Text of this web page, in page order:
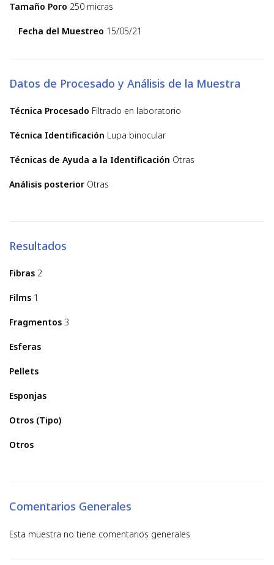
Tamaño Poro 250 micras
Fecha del Muestreo 15/05/21
Datos de Procesado y Análisis de la Muestra
Técnica Procesado Filtrado en laboratorio
Técnica Identificación Lupa binocular
Técnicas de Ayuda a la Identificación Otras
Análisis posterior Otras
Resultados
Fibras 2
Films 1
Fragmentos 3
Esferas
Pellets
Esponjas
Otros (Tipo)
Otros
Comentarios Generales
Esta muestra no tiene comentarios generales